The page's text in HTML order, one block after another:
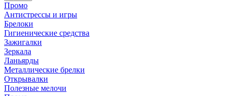
Промо
Антистрессы и игры
Брелоки
Гигиенические средства
Зажигалки
Зеркала
Ланьярды
Металлические брелки
Открывалки
Полезные мелочи